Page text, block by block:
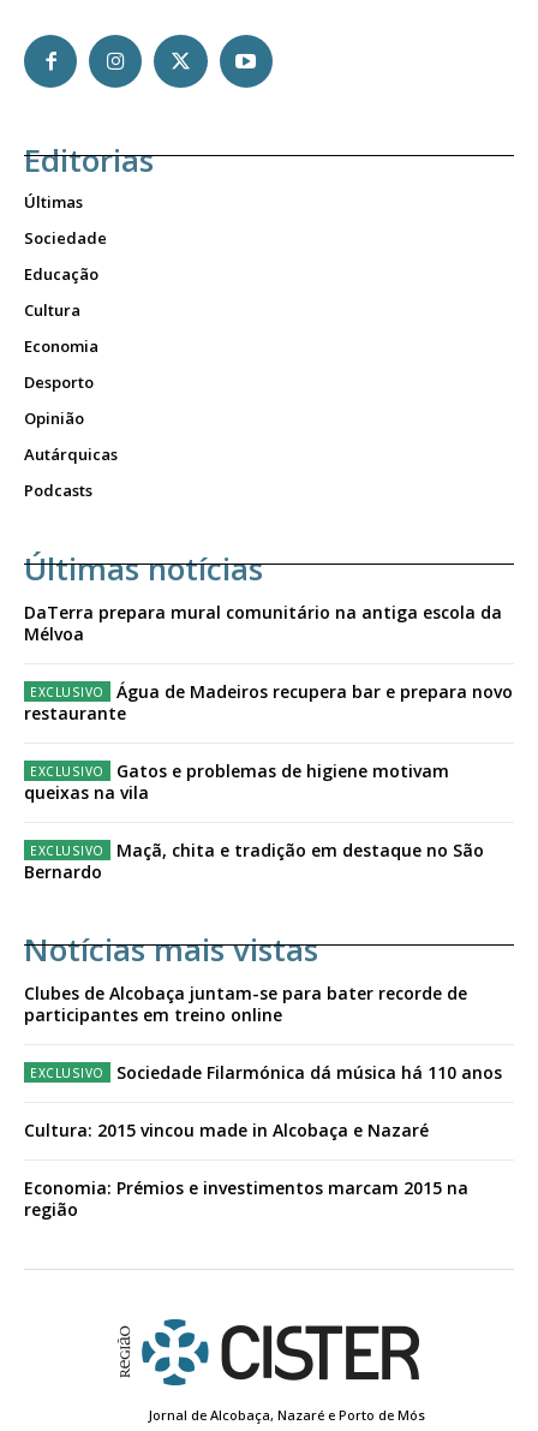
Editorias
Últimas
Sociedade
Educação
Cultura
Economia
Desporto
Opinião
Autárquicas
Podcasts
Últimas notícias
DaTerra prepara mural comunitário na antiga escola da
Mélvoa
Água de Madeiros recupera bar e prepara novo
restaurante
Gatos e problemas de higiene motivam
queixas na vila
Maçã, chita e tradição em destaque no São
Bernardo
Notícias mais vistas
Clubes de Alcobaça juntam-se para bater recorde de
participantes em treino online
Sociedade Filarmónica dá música há 110 anos
Cultura: 2015 vincou made in Alcobaça e Nazaré
Economia: Prémios e investimentos marcam 2015 na
região
Jornal de Alcobaça, Nazaré e Porto de Mós